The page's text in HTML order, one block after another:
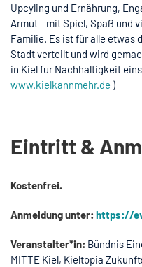
Upcyling und Ernährung,
Armut - mit Spiel, Spaß und
Familie. Es ist für alle etwas
Stadt verteilt und wird
in Kiel für Nachhaltigkeit
www.kielkannmehr.de )
Eintritt &
Kostenfrei.
Anmeldung unter: https://
Veranstalter*in: Bündnis
MITTE Kiel, Kieltopia